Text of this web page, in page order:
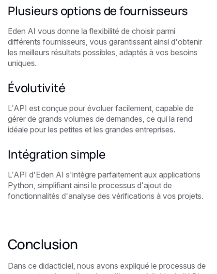
Plusieurs options de fournisseurs
Eden AI vous donne la flexibilité de choisir parmi
différents fournisseurs, vous garantissant ainsi d'obtenir
les meilleurs résultats possibles, adaptés à vos besoins
uniques.
Évolutivité
L'API est conçue pour évoluer facilement, capable de
gérer de grands volumes de demandes, ce qui la rend
idéale pour les petites et les grandes entreprises.
Intégration simple
L'API d'Eden AI s'intègre parfaitement aux applications
Python, simplifiant ainsi le processus d'ajout de
fonctionnalités d'analyse des vérifications à vos projets.
Conclusion
Dans ce didacticiel, nous avons expliqué le processus de